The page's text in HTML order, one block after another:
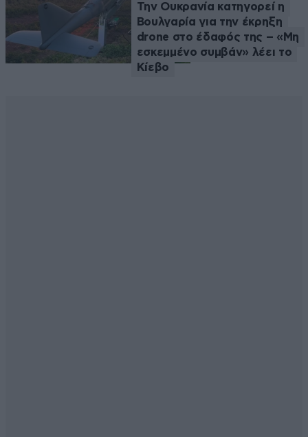
Την Ουκρανία κατηγορεί η
Βουλγαρία για την έκρηξη
drone στο έδαφός της – «Μη
εσκεμμένο συμβάν» λέει το
Κίεβο